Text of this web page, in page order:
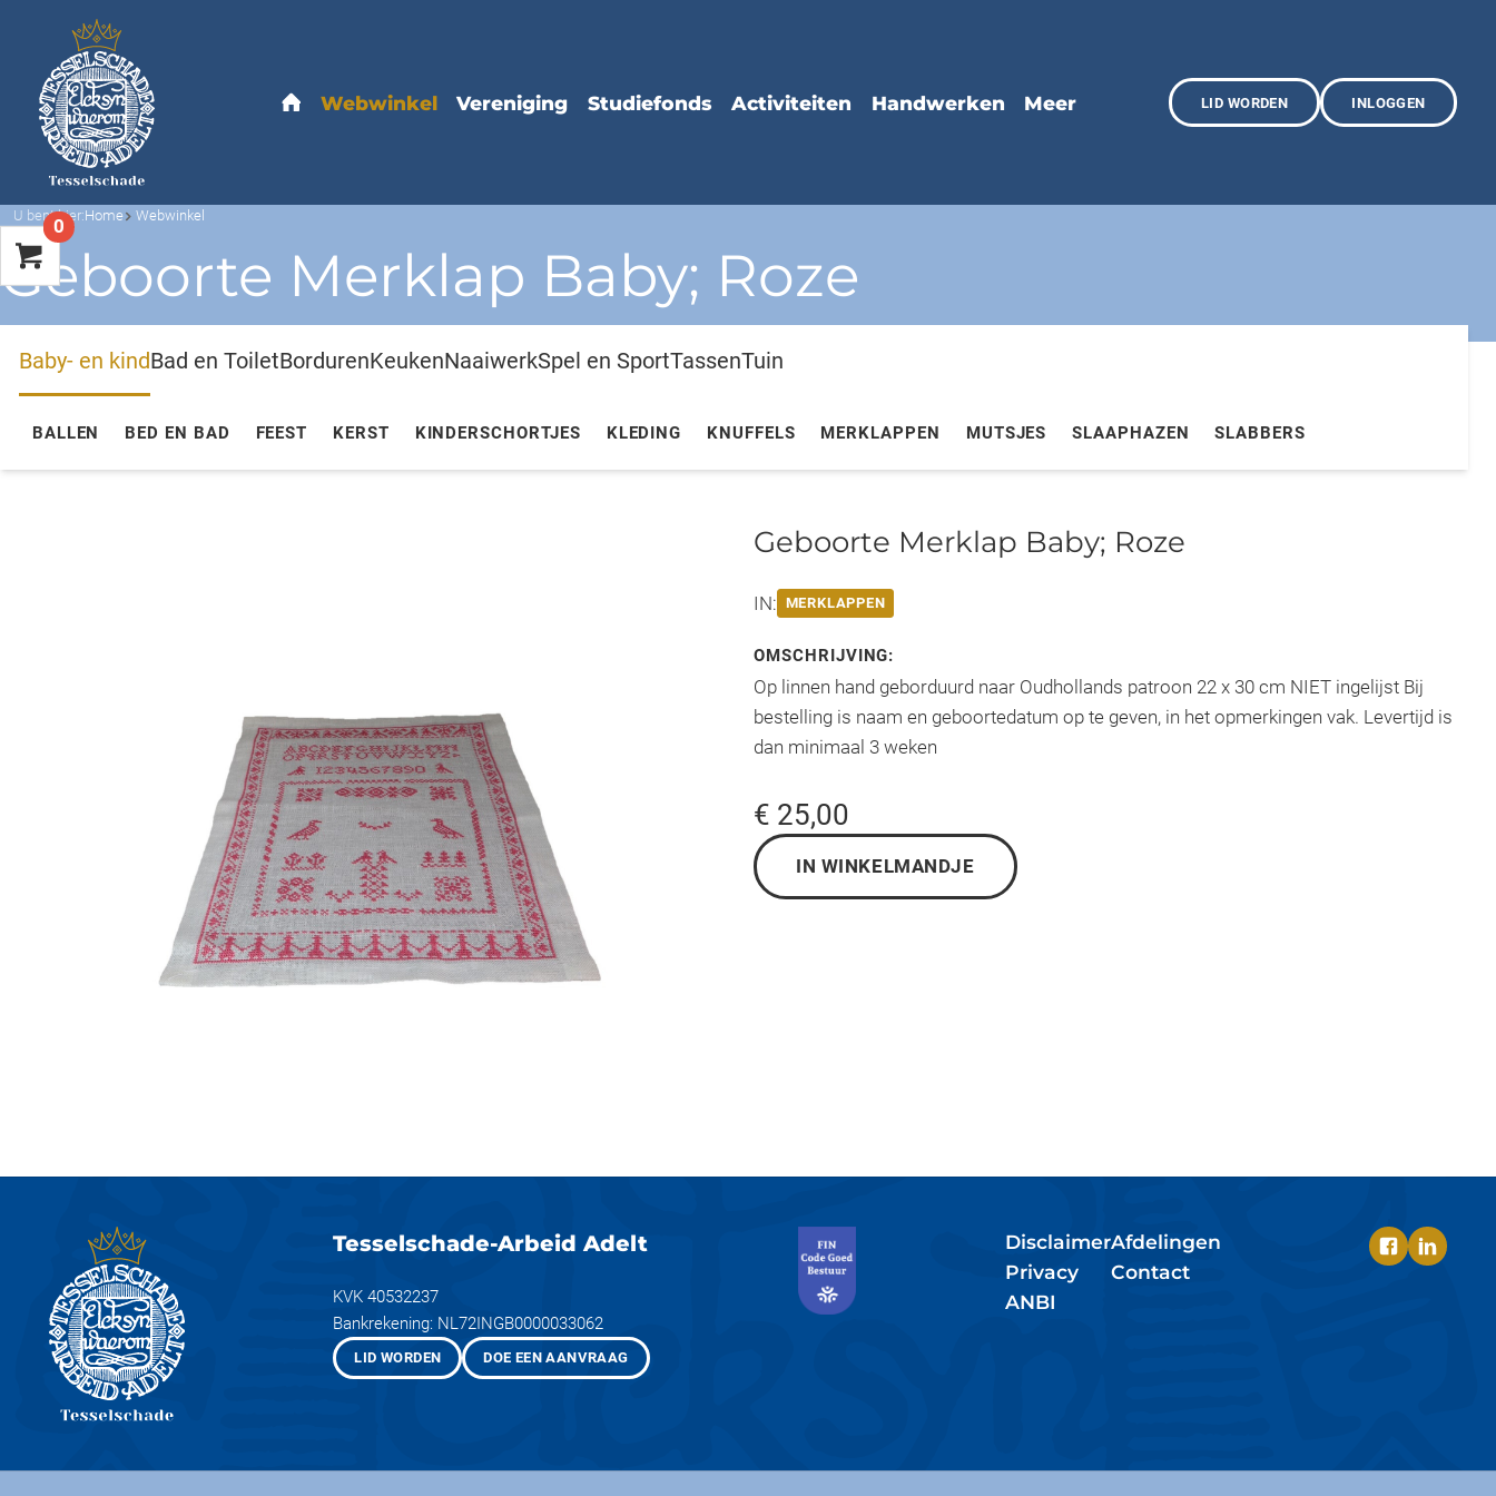
LID WORDEN INLOGGEN
U bent hier:Home Webwinkel
Geboorte Merklap Baby; Roze
0
Baby- en kindBad en ToiletBordurenKeukenNaaiwerkSpel en SportTassenTuin
BALLEN BED EN BAD FEEST KERST KINDERSCHORTJES KLEDING KNUFFELS MERKLAPPEN MUTSJES SLAAPHAZEN SLABBERS
Geboorte Merklap Baby; Roze
IN: MERKLAPPEN
OMSCHRIJVING:
Op linnen hand geborduurd naar Oudhollands patroon 22 x 30 cm NIET ingelijst Bij
bestelling is naam en geboortedatum op te geven, in het opmerkingen vak. Levertijd is
dan minimaal 3 weken
€ 25,00
Tesselschade-Arbeid Adelt
KVK 40532237
Bankrekening: NL72INGB0000033062
LID WORDEN DOE EEN AANVRAAG
Disclaimer
Privacy
ANBI
Afdelingen
Contact